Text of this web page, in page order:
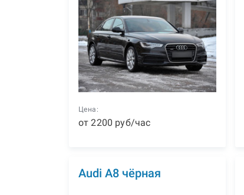
Цена:
от2200 руб/час
Audi A8 чёрная